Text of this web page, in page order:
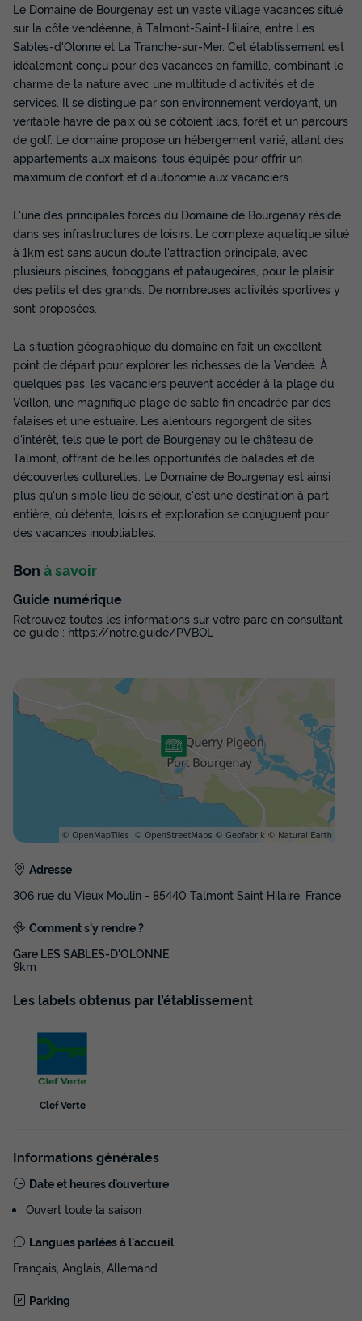
Le Domaine de Bourgenay est un vaste village vacances situé
sur la côte vendéenne, à Talmont-Saint-Hilaire, entre Les
Sables-d'Olonne et La Tranche-sur-Mer. Cet établissement est
idéalement conçu pour des vacances en famille, combinant le
charme de la nature avec une multitude d'activités et de
services. Il se distingue par son environnement verdoyant, un
véritable havre de paix où se côtoient lacs, forêt et un parcours
de golf. Le domaine propose un hébergement varié, allant des
appartements aux maisons, tous équipés pour offrir un
maximum de confort et d'autonomie aux vacanciers.
L'une des principales forces du Domaine de Bourgenay réside
dans ses infrastructures de loisirs. Le complexe aquatique situé
à 1km est sans aucun doute l'attraction principale, avec
plusieurs piscines, toboggans et pataugeoires, pour le plaisir
des petits et des grands. De nombreuses activités sportives y
sont proposées.
La situation géographique du domaine en fait un excellent
point de départ pour explorer les richesses de la Vendée. À
quelques pas, les vacanciers peuvent accéder à la plage du
Veillon, une magnifique plage de sable fin encadrée par des
falaises et une estuaire. Les alentours regorgent de sites
d'intérêt, tels que le port de Bourgenay ou le château de
Talmont, offrant de belles opportunités de balades et de
découvertes culturelles. Le Domaine de Bourgenay est ainsi
plus qu'un simple lieu de séjour, c'est une destination à part
entière, où détente, loisirs et exploration se conjuguent pour
des vacances inoubliables.
Bon à savoir
Guide numérique
Retrouvez toutes les informations sur votre parc en consultant
ce guide : https://notre.guide/PVBOL
Adresse
306 rue du Vieux Moulin - 85440 Talmont Saint Hilaire, France
Comment s'y rendre ?
Gare LES SABLES-D'OLONNE
9km
Les labels obtenus par l’établissement
Clef Verte
Informations générales
Date et heures d’ouverture
Ouvert toute la saison
Langues parlées à l'accueil
Français, Anglais, Allemand
Parking